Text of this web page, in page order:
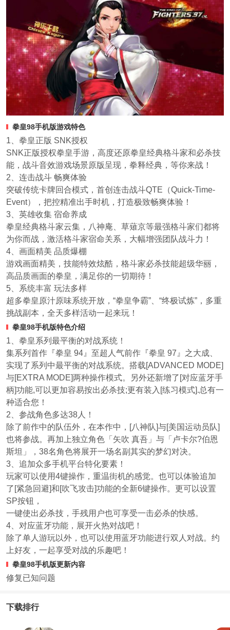
拳皇98手机版游戏特色
1、拳皇正版 SNK授权
SNK正版授权拳皇手游，高度还原拳皇经典格斗家和必杀技
能，战斗音效游戏场景原版呈现，拳释经典，等你来战！
2、连击战斗 畅爽体验
突破传统卡牌回合模式，首创连击战斗QTE（Quick-Time-
Event），把控精准出手时机，打造极致畅爽体验！
3、英雄收集 宿命养成
拳皇经典格斗家云集，八神庵、草薙京等最强格斗家们都将
为你而战，激活格斗家宿命关系，大幅增强团队战斗力！
4、画面精美 品质爆棚
游戏画面精美，技能特效炫酷，格斗家必杀技能超级华丽，
高品质画面的拳皇，满足你的一切期待！
5、系统丰富 玩法多样
超多拳皇原汁原味系统开放，“拳皇争霸”、“终极试炼”，多重
挑战副本，全天多样活动一起来玩！
拳皇98手机版特色介绍
1、拳皇系列最平衡的对战系统！
集系列首作『拳皇 94』至超人气前作『拳皇 97』之大成、
实现了系列中最平衡的对战系统。搭载[ADVANCED MODE]
与[EXTRA MODE]两种操作模式。另外还新增了[对应蓝牙手
柄]功能,可以更加容易按出必杀技;更有装入[练习模式].总有一
种适合您！
2、参战角色多达38人！
除了前作中的队伍外，在本作中，[八神队]与[美国运动员队]
也将参战。再加上独立角色「矢吹 真吾」与「卢卡尔?伯恩
斯坦」，38名角色将展开一场名副其实的梦幻对决。
3、追加众多手机平台特化要素！
玩家可以使用4键操作，重温街机的感觉。也可以体验追加
了[紧急回避]和[吹飞攻击]功能的全新6键操作。更可以设置
SP按钮，
一键使出必杀技，手残用户也可享受一击必杀的快感。
4、对应蓝牙功能，展开火热对战吧！
除了单人游玩以外，也可以使用蓝牙功能进行双人对战。约
上好友，一起享受对战的乐趣吧！
拳皇98手机版更新内容
修复已知问题
下载排行